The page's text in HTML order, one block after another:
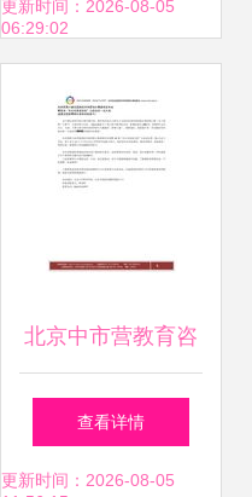
务百姓有实招
更新时间：2026-08-05
06:29:02
北京中市营教育咨
询服务中心 专业教
育咨询服务的精品
查看详情
更新时间：2026-08-05